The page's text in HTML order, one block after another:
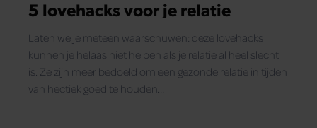
5 lovehacks voor je relatie
Laten we je meteen waarschuwen: deze lovehacks
kunnen je helaas niet helpen als je relatie al heel slecht
is. Ze zijn meer bedoeld om een gezonde relatie in tijden
van hectiek goed te houden…